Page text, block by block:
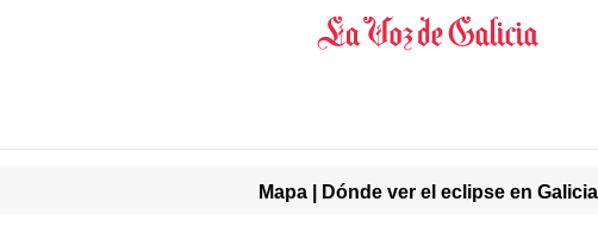
Mapa | Dónde ver el eclipse en Galicia